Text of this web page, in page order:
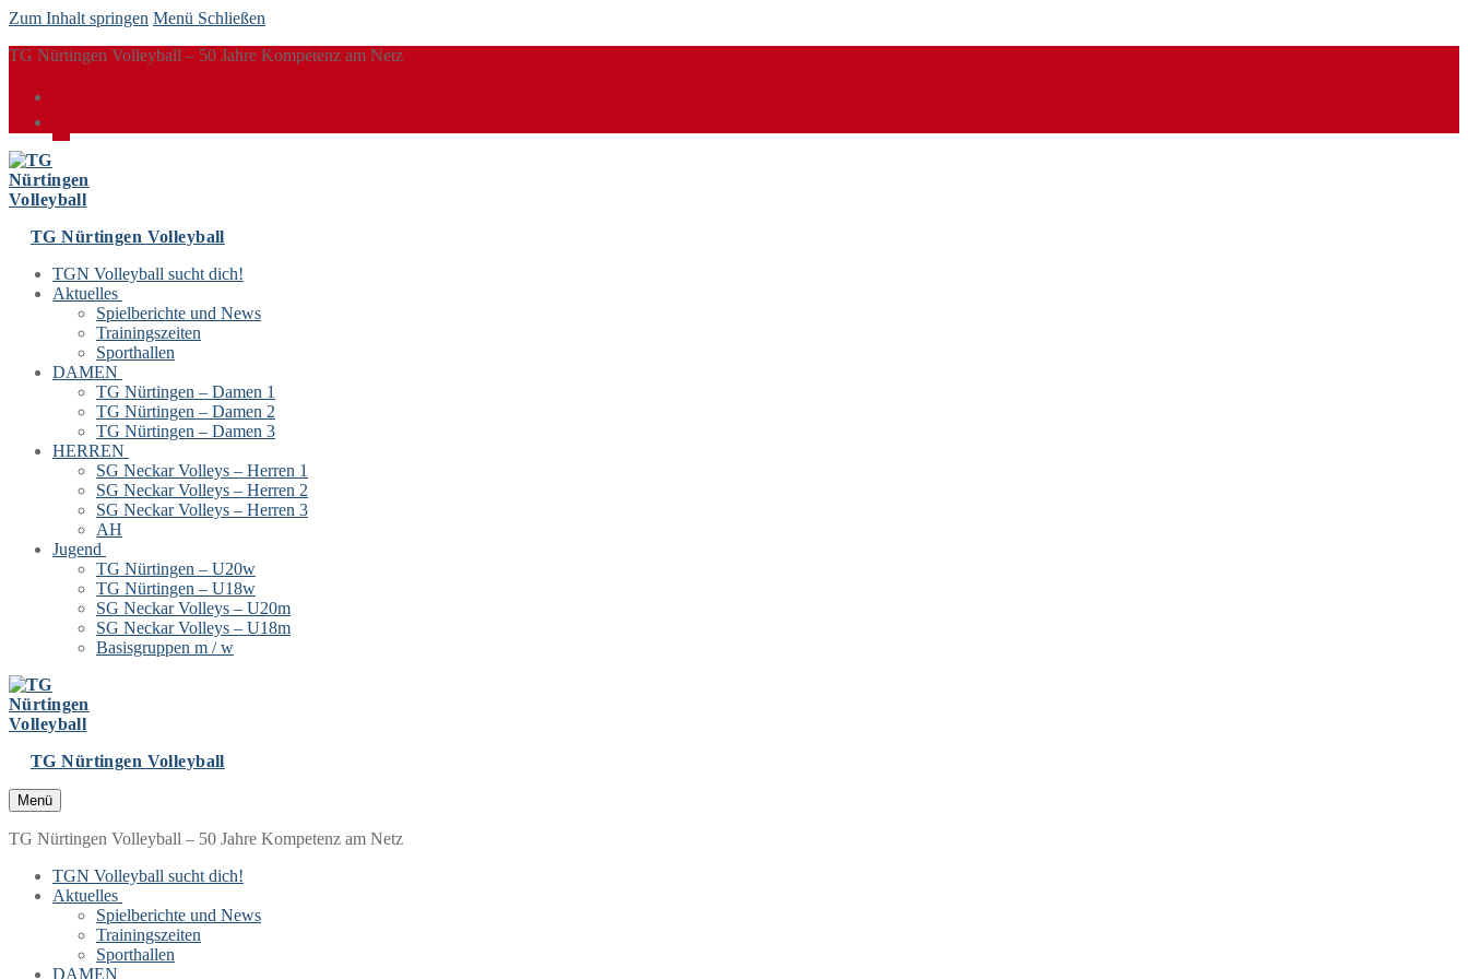
Zum Inhalt springen Menü Schließen
TG Nürtingen Volleyball – 50 Jahre Kompetenz am Netz
TG Nürtingen Volleyball
TGN Volleyball sucht dich!
Aktuelles
Spielberichte und News
Trainingszeiten
Sporthallen
DAMEN
TG Nürtingen – Damen 1
TG Nürtingen – Damen 2
TG Nürtingen – Damen 3
HERREN
SG Neckar Volleys – Herren 1
SG Neckar Volleys – Herren 2
SG Neckar Volleys – Herren 3
AH
Jugend
TG Nürtingen – U20w
TG Nürtingen – U18w
SG Neckar Volleys – U20m
SG Neckar Volleys – U18m
Basisgruppen m / w
TG Nürtingen Volleyball
Menü
TG Nürtingen Volleyball – 50 Jahre Kompetenz am Netz
TGN Volleyball sucht dich!
Aktuelles
Spielberichte und News
Trainingszeiten
Sporthallen
DAMEN